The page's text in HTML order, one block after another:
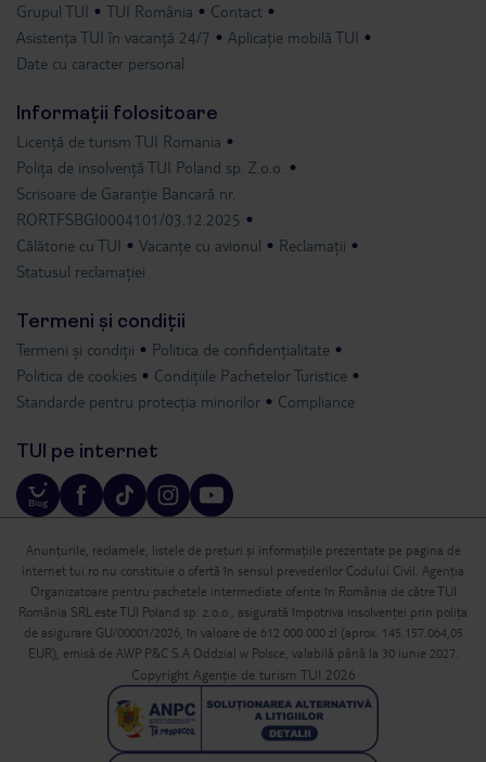
Grupul TUI TUI România
Contact
Asistența TUI în vacanță 24/7
Aplicație mobilă TUI
Date cu caracter personal
Informații folositoare
Licență de turism TUI Romania
Polița de insolvență TUI Poland sp. Z.o.o.
Scrisoare de Garanție Bancară nr.
RORTFSBGI0004101/03.12.2025
Călătorie cu TUI
Vacanțe cu avionul
Reclamații
Statusul reclamației
Termeni și condiții
Termeni și condiții
Politica de confidențialitate
Politica de cookies
Condițiile Pachetelor Turistice
Standarde pentru protecția minorilor
Compliance
TUI pe internet
Anunțurile, reclamele, listele de prețuri și informațiile prezentate pe pagina de
internet tui.ro nu constituie o ofertă în sensul prevederilor Codului Civil. Agenția
Organizatoare pentru pachetele intermediate oferite în România de către TUI
România SRL este TUI Poland sp. z.o.o., asigurată împotriva insolvenței prin polița
de asigurare GU/00001/2026, în valoare de 612 000 000 zl (aprox. 145.157.064,05
EUR), emisă de AWP P&C S.A Oddzial w Polsce, valabilă până la 30 iunie 2027.
Copyright Agenție de turism TUI 2026